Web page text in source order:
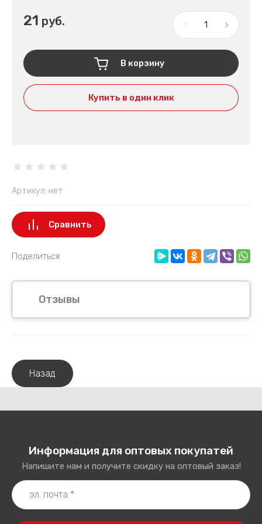
21 руб.
В корзину
Купить в один клик
Артикул: нет
Сравнить
Поделиться
Отзывы
Назад
Информация для оптовых покупатей
Напишите нам и получите скидку на оптовый заказ!